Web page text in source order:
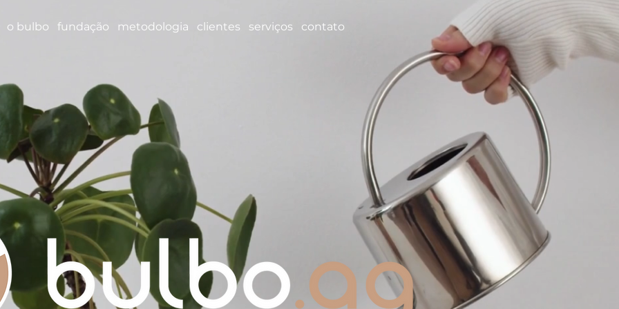
o bulbo fundação metodologia clientes serviços contato